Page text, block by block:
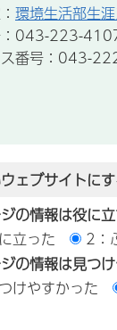
環境生活部生
：043-223-
ス番号：043-
ェブサイトに
の情報は役に
立った
2：
の情報は見つ
けやすかった